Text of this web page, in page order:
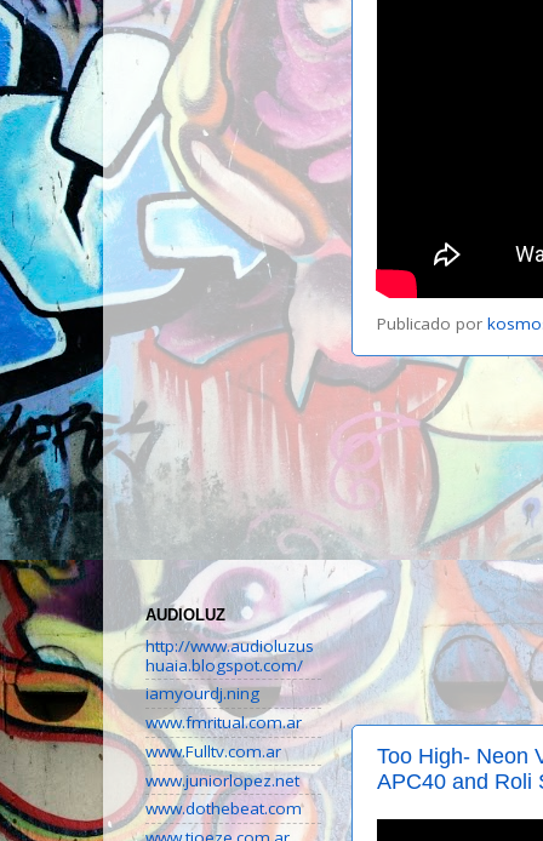
Publicado por
Too High- Neon
APC40 and Roli
AUDIOLUZ
http://www.audioluzus
huaia.blogspot.com/
iamyourdj.ning
www.fmritual.com.ar
www.Fulltv.com.ar
www.juniorlopez.net
www.dothebeat.com